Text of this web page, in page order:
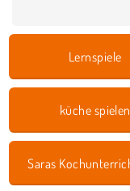
Lernspiele
küche spielen